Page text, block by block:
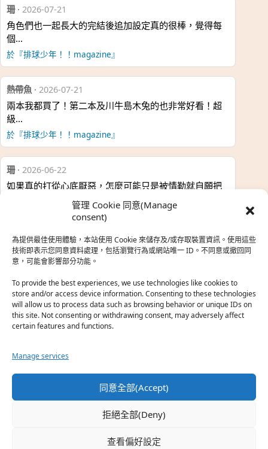
管理 Cookie 同意(Manage
consent)
為提供最佳使用體驗，本站使用 Cookie 來儲存及/或存取裝置資訊。使用這些
技術即表示您同意資料處理，包括瀏覽行為或網站唯一 ID。不同意或撤回同
意，可能會影響部分功能。
To provide the best experiences, we use technologies like cookies to
store and/or access device information. Consenting to these technologies
will allow us to process data such as browsing behavior or unique IDs on
this site. Not consenting or withdrawing consent, may adversely affect
certain features and functions.
Manage services
同意全部(Accept)
拒絕全部(Deny)
查看偏好設定
珊· 2026-07-21
角色們也一起長大的完結後追加設定真的很棒，覺得每
個…
於『排球少年！！magazine』
熱帶魚 · 2026-07-21
兩本我都買了！第二本及川牛島木兔的也非常好看！超
級…
於『排球少年！！magazine』
珊· 2026-06-22
如果真的打從心底厭惡，怎麼可能只是被情勒就自願把
熱帶魚·2026-06-22
之前看到網路上有人說灰二自私情勒大家陪他圓夢，但
真…
於『強風吹拂』
珊· 2026-06-18
第…
於『白領羽球部』